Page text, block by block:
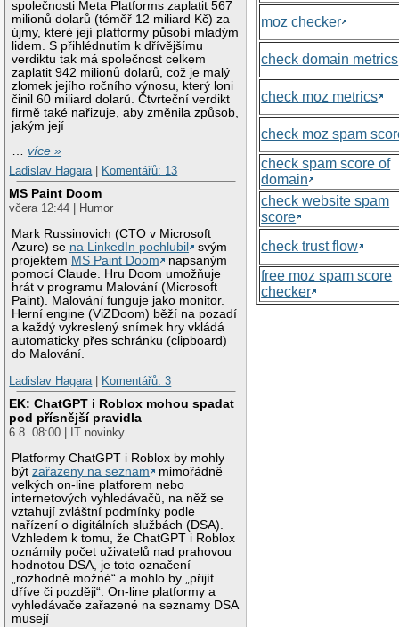
společnosti Meta Platforms zaplatit 567
milionů dolarů (téměř 12 miliard Kč) za
újmy, které její platformy působí mladým
lidem. S přihlédnutím k dřívějšímu
verdiktu tak má společnost celkem
zaplatit 942 milionů dolarů, což je malý
zlomek jejího ročního výnosu, který loni
činil 60 miliard dolarů. Čtvrteční verdikt
firmě také nařizuje, aby změnila způsob,
jakým její
…více »
Ladislav Hagara
Komentářů: 13
MS Paint Doom
včera 12:44 | Humor
Mark Russinovich (CTO v Microsoft
Azure) se na LinkedIn pochlubil
svým
projektem MS Paint Doom
napsaným
pomocí Claude. Hru Doom umožňuje
hrát v programu Malování (Microsoft
Paint). Malování funguje jako monitor.
Herní engine (ViZDoom) běží na pozadí
a každý vykreslený snímek hry vkládá
automaticky přes schránku (clipboard)
do Malování.
Ladislav Hagara
Komentářů: 3
EK: ChatGPT i Roblox mohou spadat
pod přísnější pravidla
6.8. 08:00 | IT novinky
Platformy ChatGPT i Roblox by mohly
býtzařazeny na seznam
mimořádně
velkých on-line platforem nebo
internetových vyhledávačů, na něž se
vztahují zvláštní podmínky podle
nařízení o digitálních službách (DSA).
Vzhledem k tomu, že ChatGPT i Roblox
oznámily počet uživatelů nad prahovou
hodnotou DSA, je toto označení
„rozhodně možné“ a mohlo by „přijít
dříve či později“. On-line platformy a
vyhledávače zařazené na seznamy DSA
musejí
moz checker
check domain metrics
check moz metrics
check moz spam
check spam score of
domain
check website spam
score
check trust flow
free moz spam score
checker